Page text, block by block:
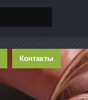
Контакты